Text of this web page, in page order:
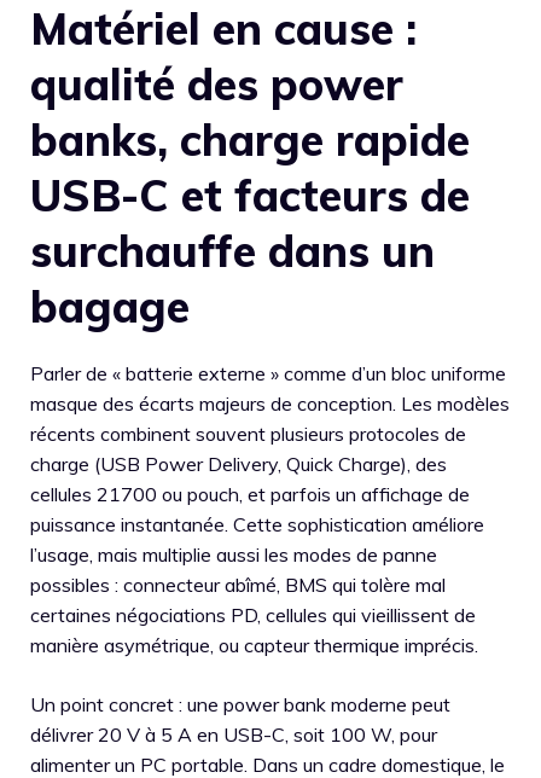
Matériel en cause :
qualité des power
banks, charge rapide
USB-C et facteurs de
surchauffe dans un
bagage
Parler de « batterie externe » comme d’un bloc uniforme
masque des écarts majeurs de conception. Les modèles
récents combinent souvent plusieurs protocoles de
charge (USB Power Delivery, Quick Charge), des
cellules 21700 ou pouch, et parfois un affichage de
puissance instantanée. Cette sophistication améliore
l’usage, mais multiplie aussi les modes de panne
possibles : connecteur abîmé, BMS qui tolère mal
certaines négociations PD, cellules qui vieillissent de
manière asymétrique, ou capteur thermique imprécis.
Un point concret : une power bank moderne peut
délivrer 20 V à 5 A en USB-C, soit 100 W, pour
alimenter un PC portable. Dans un cadre domestique, le